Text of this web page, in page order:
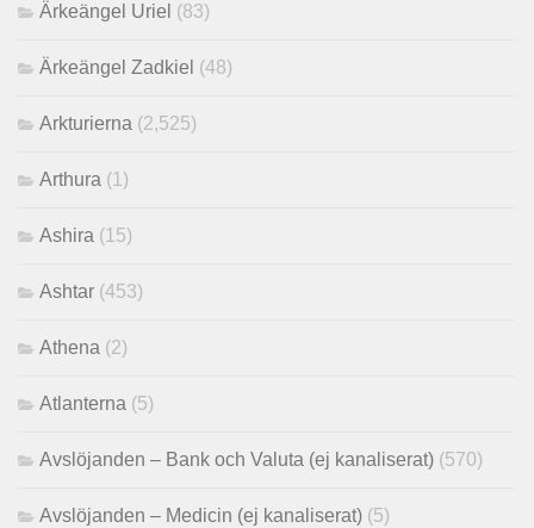
Ärkeängel Uriel (83)
Ärkeängel Zadkiel (48)
Arkturierna (2,525)
Arthura (1)
Ashira (15)
Ashtar (453)
Athena (2)
Atlanterna (5)
Avslöjanden – Bank och Valuta (ej kanaliserat) (570)
Avslöjanden – Medicin (ej kanaliserat) (5)